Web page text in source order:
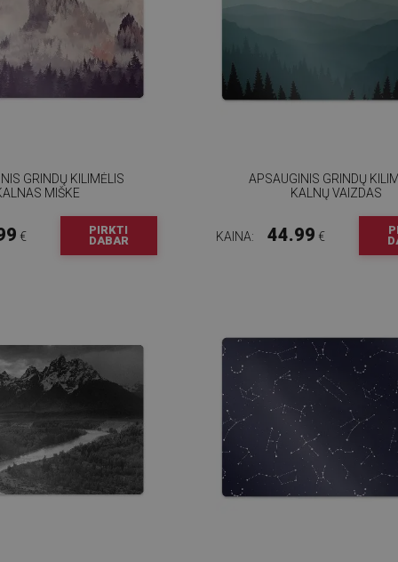
GRINDŲ KILIMĖLIS
MIŠKE
€
PIRKTI
DABAR
APSAUGINIS GRINDŲ
KALNŲ VAIZDAS
KAINA: 44.99 €